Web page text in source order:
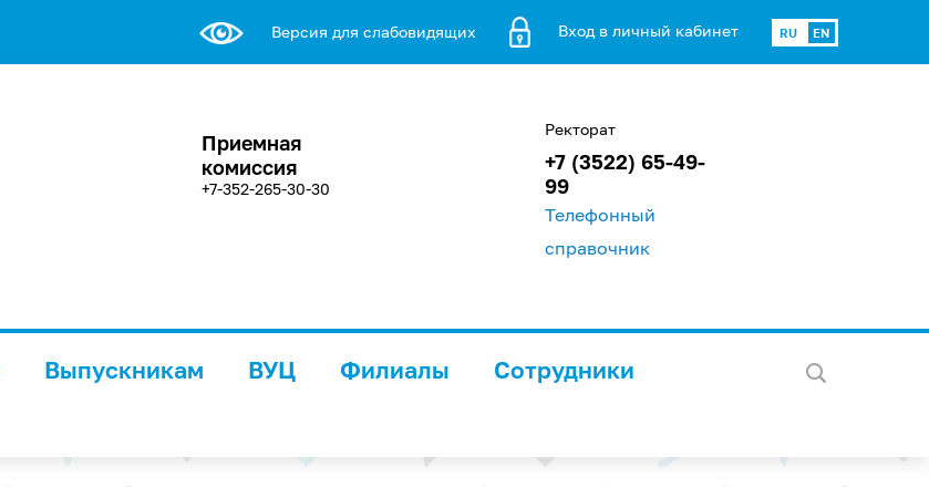
Версия для слабовидящих Вход в личный кабинет RU EN
Приемная
комиссия
+7-352-265-30-30
Ректорат
+7 (3522) 65-49-
99
Телефонный
справочник
Выпускникам ВУЦ Филиалы
Сотрудники